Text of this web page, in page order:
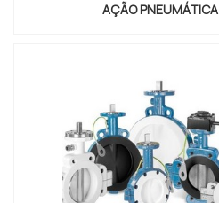
AÇÃO PNEUMÁTICA